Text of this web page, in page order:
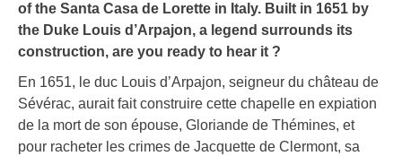
of the Santa Casa de Lorette in Italy. Built in 1651 by
the Duke Louis d’Arpajon, a legend surrounds its
construction, are you ready to hear it ?
En 1651, le duc Louis d’Arpajon, seigneur du château de
Sévérac, aurait fait construire cette chapelle en expiation
de la mort de son épouse, Gloriande de Thémines, et
pour racheter les crimes de Jacquette de Clermont, sa